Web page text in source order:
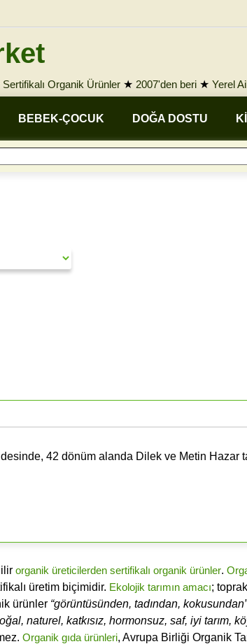
Sertifikalı Organik Ürünler ★ 2007'den beri ★ Yerel
BEBEK-ÇOCUK DOĞA DOSTU
42 dönüm alanda Dilek ve Metin Hazar
organik üreticilerden sertifikalı organik ürünler.
üretim biçimidir. Ekolojik tarımın amacı;
ürünler “görüntüsünden, tadından, kokusundan”
naturel, katkısız, hormonsuz, saf, iyi tarım,
Organik gıda ürünleri, Avrupa Birliği Organik